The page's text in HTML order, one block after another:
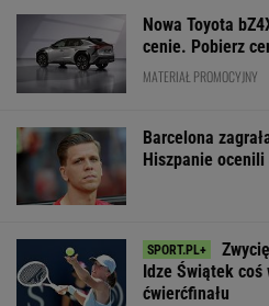
Nowa Toyota
cenie. Pobierz
MATERIAŁ PROMOCYJNY
Barcelona
Hiszpanie ocenili
Idze Świątek
ćwierćfinału